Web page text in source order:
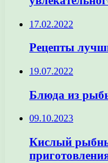
17.02.2022
Рецепты
19.07.2022
Блюда из
09.10.2023
Кислый